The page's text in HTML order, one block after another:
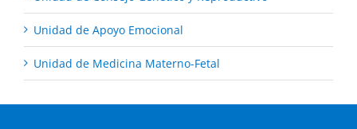
Unidad de Apoyo Emocional
Unidad de Medicina Materno-Fetal